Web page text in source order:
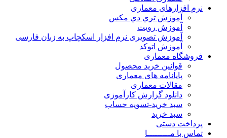
نرم افزارهای معماری
آﻣﻮزش ﺗﺮي دي ﻣﮑﺲ
آموزش رویت
آموزش تصویری نرم افزار اسکچاپ به زبان فارسی
آموزش اتوکد
فروشگاه معماری
قوانین خرید محصول
پایانامه های معماری
مقالات معماری
دانلود گزارش کارآموزی
سبد خرید-تسویه حساب
سبد خرید
پرداخت دستی
تماس با مـــــــــا